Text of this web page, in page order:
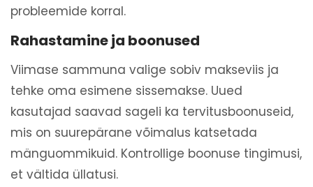
probleemide korral.
Rahastamine ja boonused
Viimase sammuna valige sobiv makseviis ja
tehke oma esimene sissemakse. Uued
kasutajad saavad sageli ka tervitusboonuseid,
mis on suurepärane võimalus katsetada
mänguommikuid. Kontrollige boonuse tingimusi,
et vältida üllatusi.